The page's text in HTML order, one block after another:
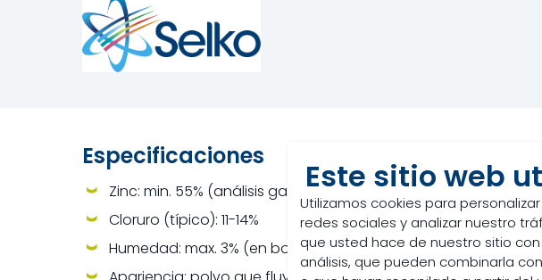
Este sitio web
Utilizamos cookies para
redes sociales y analizar nuestro
que usted hace de nuestro sitio
análisis, que pueden combinarla
Especificaciones
Zinc: min. 55% (análisis garantizado).
Cloruro (típico): 11-14%
Humedad: max. 3% (en bolsa original sin abrir).